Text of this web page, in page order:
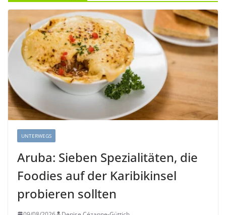
UNTERWEGS
Aruba: Sieben Spezialitäten, die
Foodies auf der Karibikinsel
probieren sollten